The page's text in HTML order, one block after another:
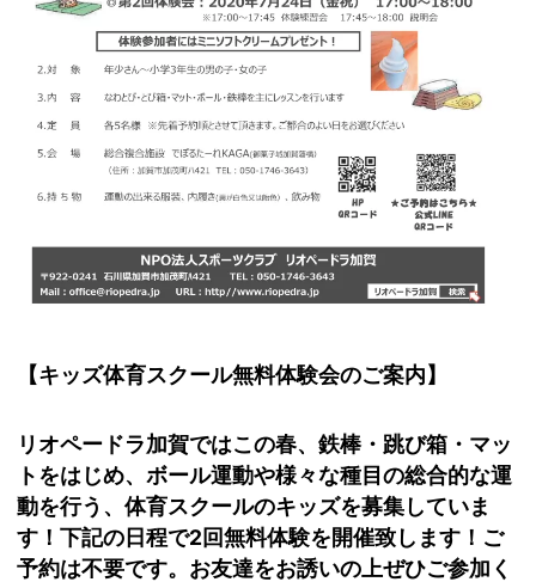
【キッズ体育スクール無料体験会のご案内】
リオペードラ加賀ではこの春、鉄棒・跳び箱・マッ
トをはじめ、ボール運動や様々な種目の総合的な運
動を行う、体育スクールのキッズを募集していま
す！下記の日程で2回無料体験を開催致します！ご
予約は不要です。お友達をお誘いの上ぜひご参加く